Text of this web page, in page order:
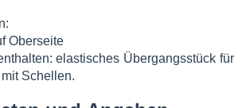
Oberseite
elastisches Übergangsstück für
Schellen.